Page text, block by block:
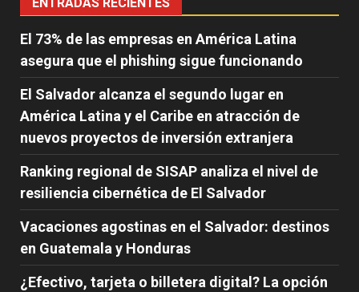
El 73% de las empresas en América Latina
asegura que el phishing sigue funcionando
El Salvador alcanza el segundo lugar en
América Latina y el Caribe en atracción de
nuevos proyectos de inversión extranjera
Ranking regional de SISAP analiza el nivel de
resiliencia cibernética de El Salvador
Vacaciones agostinas en el Salvador: destinos
en Guatemala y Honduras
¿Efectivo, tarjeta o billetera digital? La opción